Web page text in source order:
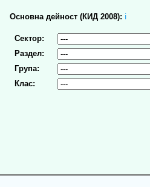
Основна дейност (КИД 2008): ℹ
Сектор:
Раздел:
Група:
Клас: